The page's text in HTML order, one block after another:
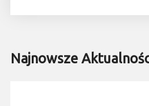
Najnowsze